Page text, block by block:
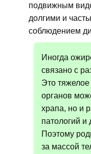
подвижным
долгими и
соблюдением
Иногда
связано с
Это
органов
храпа, но и
патологий и
Поэтому
за массой